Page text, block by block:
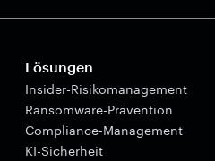
Lösungen
Insider-Risikomanagement
Ransomware-Prävention
Compliance-Management
KI-Sicherheit